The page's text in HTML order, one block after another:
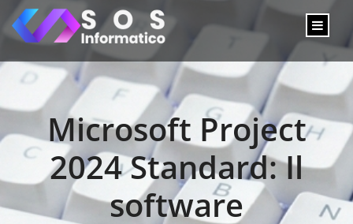
Microsoft Project
2024 Standard: Il
software